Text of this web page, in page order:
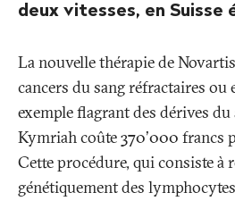
deux vitesses, en Suisse
La nouvelle thérapie de
cancers du sang réfractaires ou
exemple flagrant des dérives du
Kymriah coûte 370'000 francs
Cette procédure, qui consiste à
génétiquement des